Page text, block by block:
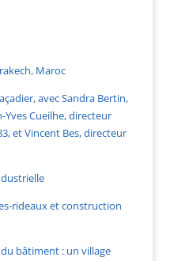
Maroc
avec Sandra Bertin,
Yves Cueilhe, directeur
et Vincent Bes, directeur
rideaux et construction
bâtiment : un village